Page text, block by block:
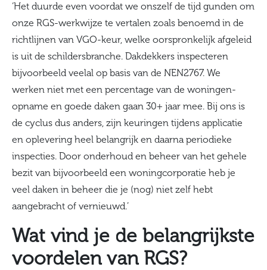
‘Het duurde even voordat we onszelf de tijd gunden om
onze RGS-werkwijze te vertalen zoals benoemd in de
richtlijnen van VGO-keur, welke oorspronkelijk afgeleid
is uit de schildersbranche. Dakdekkers inspecteren
bijvoorbeeld veelal op basis van de NEN2767. We
werken niet met een percentage van de woningen-
opname en goede daken gaan 30+ jaar mee. Bij ons is
de cyclus dus anders, zijn keuringen tijdens applicatie
en oplevering heel belangrijk en daarna periodieke
inspecties. Door onderhoud en beheer van het gehele
bezit van bijvoorbeeld een woningcorporatie heb je
veel daken in beheer die je (nog) niet zelf hebt
aangebracht of vernieuwd.’
Wat vind je de belangrijkste
voordelen van RGS?